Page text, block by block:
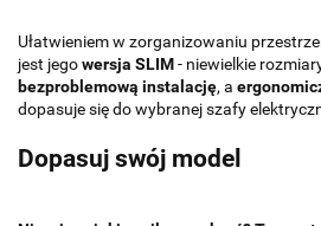
Ułatwieniem w zorganizowaniu
jest jegowersja SLIM- niewielkie
bezproblemową instalację, a
dopasuje się do wybranej szafy
Dopasuj swój model